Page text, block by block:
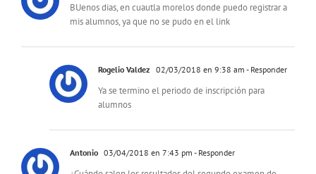
BUenos dias, en cuautla morelos donde puedo registrar a
mis alumnos, ya que no se pudo en el link
Rogelio Valdez 02/03/2018 en 9:38 am - Responder
Ya se termino el periodo de inscripción para
alumnos
Antonio 03/04/2018 en 7:43 pm - Responder